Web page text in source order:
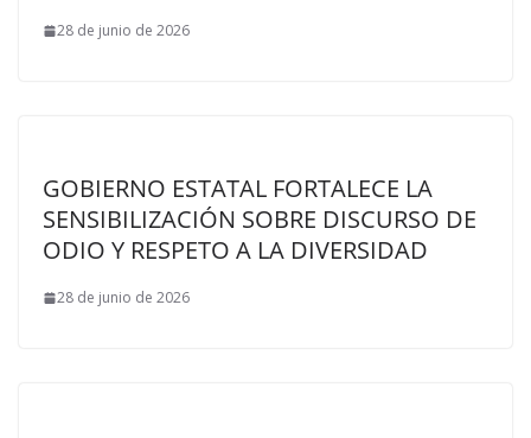
28 de junio de 2026
GOBIERNO ESTATAL FORTALECE LA
SENSIBILIZACIÓN SOBRE DISCURSO DE
ODIO Y RESPETO A LA DIVERSIDAD
28 de junio de 2026